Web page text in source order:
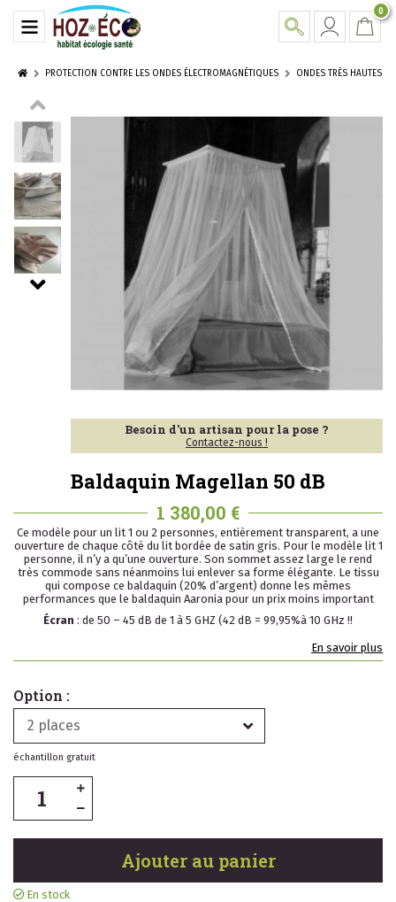
0
PROTECTION CONTRE LES ONDES ÉLECTROMAGNÉTIQUES ONDES TRÈS HAUTES
Besoin d'un artisan pour la pose ?
Contactez-nous !
Baldaquin Magellan 50 dB
1 380,00 €
Ce modèle pour un lit 1 ou 2 personnes, entièrement transparent, a une
ouverture de chaque côté du lit bordée de satin gris. Pour le modèle lit 1
personne, il n’y a qu’une ouverture. Son sommet assez large le rend
très commode sans néanmoins lui enlever sa forme élégante. Le tissu
qui compose ce baldaquin (20% d’argent) donne les mêmes
performances que le baldaquin Aaronia pour un prix moins important
Écran : de 50 – 45 dB de 1 à 5 GHZ (42 dB = 99,95%à 10 GHz !!
En savoir plus
Option :
2 places
échantillon gratuit
Ajouter au panier
En stock